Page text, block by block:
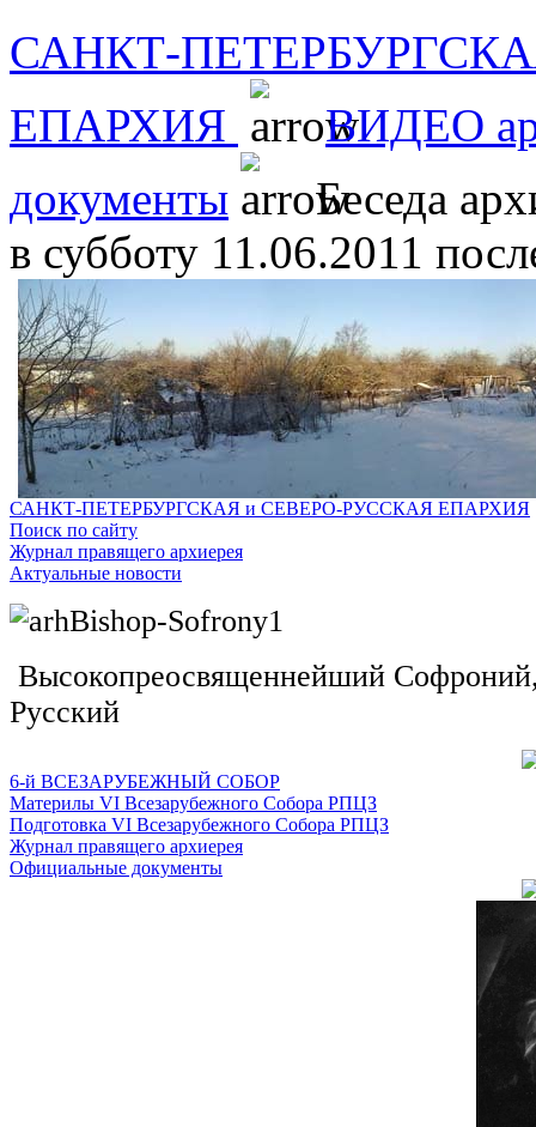
САНКТ-
ЕПАРХИЯ
ВИДЕО
документы
Беседа
в субботу 11.06.2011
САНКТ-ПЕТЕРБУРГСКАЯ и СЕВЕРО-РУССКАЯ ЕПАРХИЯ
Поиск по сайту
Журнал правящего архиерея
Актуальные новости
Высокопреосвященнейший
Русский
6-й ВСЕЗАРУБЕЖНЫЙ СОБОР
Материлы VI Всезарубежного Собора РПЦЗ
Подготовка VI Всезарубежного Собора РПЦЗ
Журнал правящего архиерея
Официальные документы